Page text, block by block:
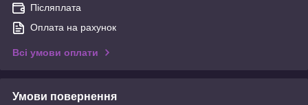
Післяплата
Оплата на рахунок
Всі умови оплати
Умови повернення